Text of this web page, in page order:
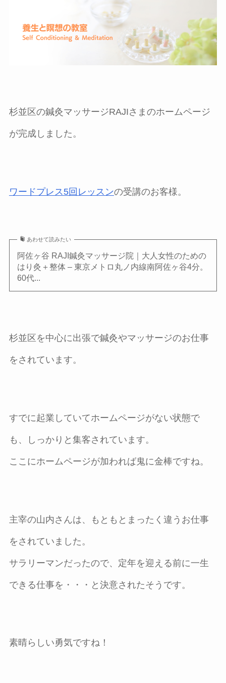
杉並区の鍼灸マッサージRAJIさまのホームページ
が完成しました。
ワードプレス5回レッスンの受講のお客様。
あわせて読みたい
阿佐ヶ谷 RAJI鍼灸マッサージ院｜大人女性のための
はり灸＋整体 – 東京メトロ丸ノ内線南阿佐ヶ谷4分。
60代...
杉並区を中心に出張で鍼灸やマッサージのお仕事
をされています。
すでに起業していてホームページがない状態で
も、しっかりと集客されています。
ここにホームページが加われば鬼に金棒ですね。
主宰の山内さんは、もともとまったく違うお仕事
をされていました。
サラリーマンだったので、定年を迎える前に一生
できる仕事を・・・と決意されたそうです。
素晴らしい勇気ですね！